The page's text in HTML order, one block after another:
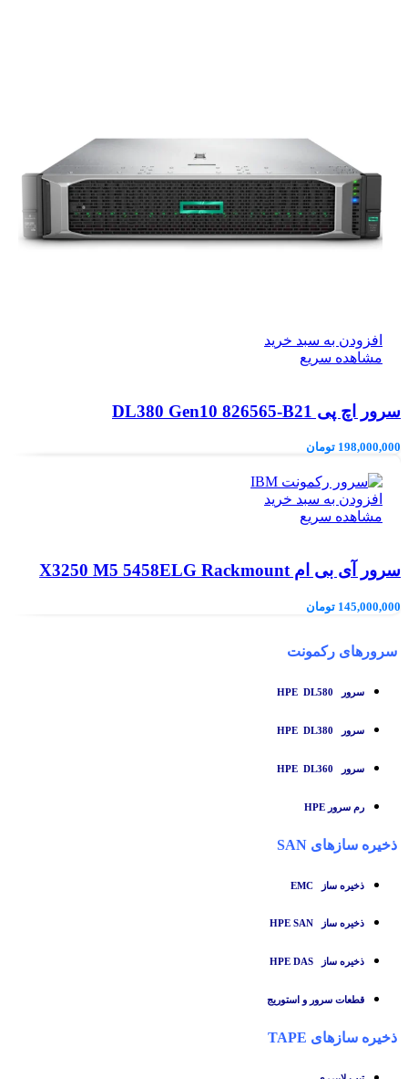
افزودن به سبد خرید
مشاهده سریع
سرور اچ پی DL380 Gen10 826565-B21
198,000,000 تومان
افزودن به سبد خرید
مشاهده سریع
سرور آی بی ام X3250 M5 5458ELG Rackmount
145,000,000 تومان
سرورهای رکمونت
سرور HPE DL580
سرور HPE DL380
سرور HPE DL360
رم سرور HPE
ذخیره سازهای SAN
ذخیره ساز
ذخیره ساز HPE SAN
ذخیره ساز HPE DAS
قطعات سرور و استوریج
ذخیره سازهای TAPE